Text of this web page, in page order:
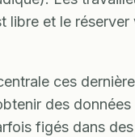
libre et le réserver
ces
des données
figés dans des